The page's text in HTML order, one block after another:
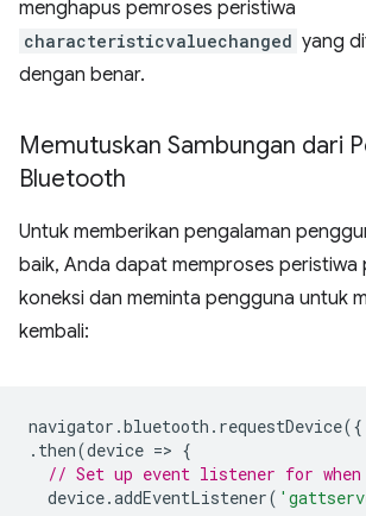
menghapus pemroses peristiwa
characteristicvaluechanged yang
dengan benar.
Memutuskan Sambungan dari
Bluetooth
Untuk memberikan pengalaman
baik, Anda dapat memproses peristiwa
koneksi dan meminta pengguna untuk
kembali:
navigator .bluetooth . requestDevice({
. then(device => {
// Set up event listener for when
device.addEventListener(